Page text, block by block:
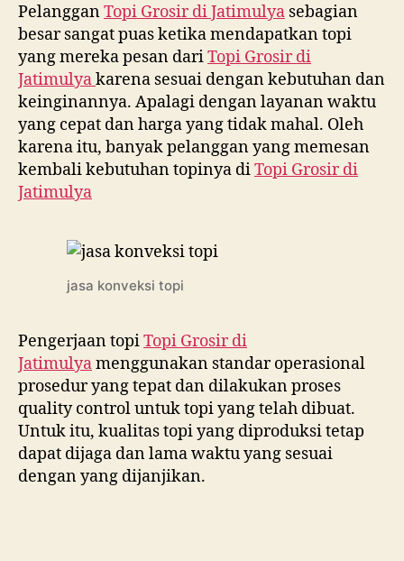
PelangganTopi Grosir diJatimulya sebagian
besar sangat puas ketika mendapatkan topi
yang mereka pesan dariTopi Grosir di
Jatimulyakarena sesuai dengan kebutuhan dan
keinginannya. Apalagi dengan layanan waktu
yang cepat dan harga yang tidak mahal. Oleh
karena itu, banyak pelanggan yang memesan
kembali kebutuhan topinya diTopi Grosir di
Jatimulya
jasa konveksi topi
Pengerjaan topiTopi Grosir di
Jatimulyamenggunakan standar operasional
prosedur yang tepat dan dilakukan proses
quality control untuk topi yang telah dibuat.
Untuk itu, kualitas topi yang diproduksi tetap
dapat dijaga dan lama waktu yang sesuai
dengan yang dijanjikan.